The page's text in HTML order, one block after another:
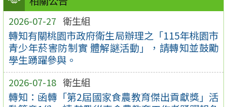
2026-07-27 衛生組
轉知有關桃園市政府衛生局辦理之「115年桃園市
青少年菸害防制實 體解謎活動」，請轉知並鼓勵
學生踴躍參與。
2026-07-18 衛生組
轉知：函轉「第2屆國家食農教育傑出貢獻獎」活